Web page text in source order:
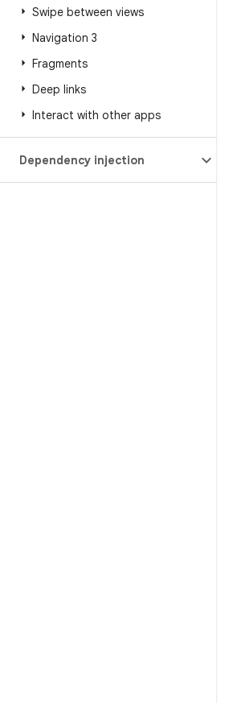
Swipe between views
Navigation 3
Fragments
Deep links
Interact with other apps
Dependency injection